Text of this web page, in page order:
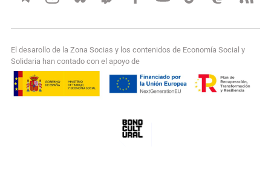
El desarollo de la Zona Socias y los contenidos de Economía Social y
Solidaria han contado con el apoyo de